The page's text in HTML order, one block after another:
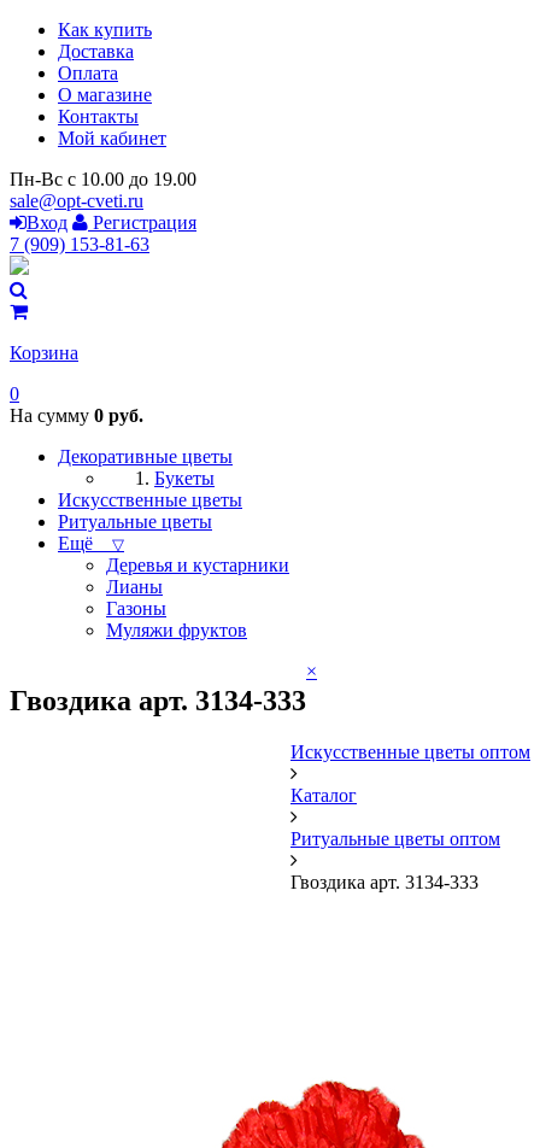
Как купить
Доставка
Оплата
О магазине
Контакты
Мой кабинет
Пн-Вс с 10.00 до 19.00
sale@opt-cveti.ru
Вход
Регистрация
7 (909) 153-81-63
Корзина
0
На сумму 0 руб.
Декоративные цветы
Букеты
Искусственные цветы
Ритуальные цветы
Ещё ▽
Деревья и кустарники
Лианы
Газоны
Муляжи фруктов
Гвоздика арт. 3134-333
Искусственные цветы оптом
Каталог
Ритуальные цветы оптом
Гвоздика арт. 3134-333
×